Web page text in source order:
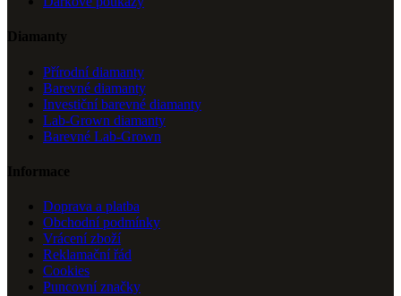
Diamanty
Přírodní diamanty
Barevné diamanty
Investiční barevné diamanty
Lab-Grown diamanty
Barevné Lab-Grown
Informace
Doprava a platba
Obchodní podmínky
Vrácení zboží
Reklamační řád
Cookies
Puncovní značky